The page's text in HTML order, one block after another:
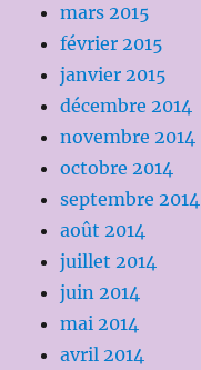
mars 2015
février 2015
janvier 2015
décembre 2014
novembre 2014
octobre 2014
septembre 2014
août 2014
juillet 2014
juin 2014
mai 2014
avril 2014